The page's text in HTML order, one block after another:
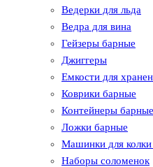
Ведерки для льда
Ведра для вина
Гейзеры барные
Джиггеры
Емкости для
Коврики барные
Контейнеры барные
Ложки барные
Машинки для колки
Наборы соломенок